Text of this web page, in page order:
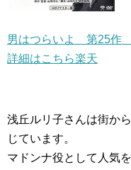
男はつらいよ 第25作
詳細はこちら楽天
浅丘ルリ子さんは街か
じています。
マドンナ役として人気